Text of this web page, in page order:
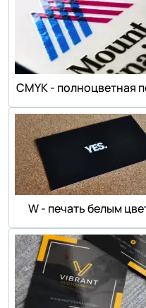
СMYK - полноцветная
W - печать белым